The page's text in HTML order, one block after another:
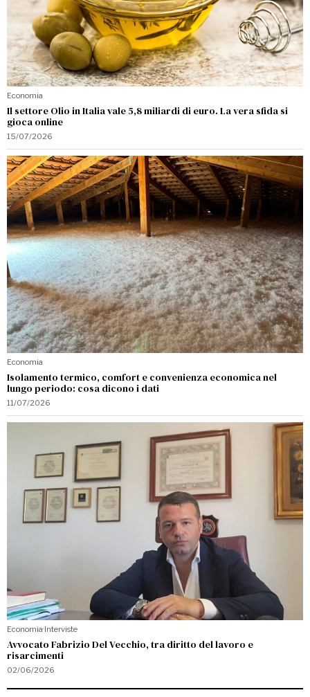
Economia
Il settore Olio in Italia vale 5,8 miliardi di euro. La vera sfida si
gioca online
15/07/2026
Economia
Isolamento termico, comfort e convenienza economica nel
lungo periodo: cosa dicono i dati
11/07/2026
Economia·Interviste
Avvocato Fabrizio Del Vecchio, tra diritto del lavoro e
risarcimenti
02/06/2026